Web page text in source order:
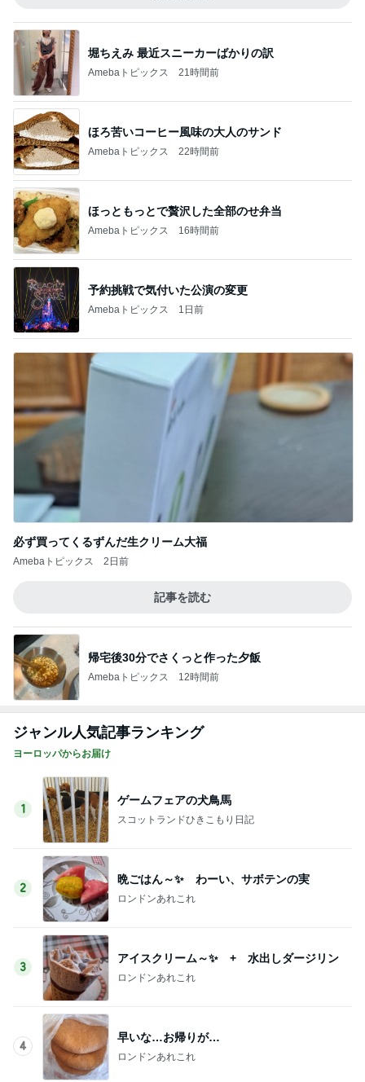
堀ちえみ 最近スニーカーばかりの訳
Amebaトピックス 21時間前
ほろ苦いコーヒー風味の大人のサンド
Amebaトピックス 22時間前
ほっともっとで贅沢した全部のせ弁当
Amebaトピックス 16時間前
予約挑戦で気付いた公演の変更
Amebaトピックス 1日前
必ず買ってくるずんだ生クリーム大福
Amebaトピックス 2日前
記事を読む
帰宅後30分でさくっと作った夕飯
Amebaトピックス 12時間前
ジャンル人気記事ランキング
ヨーロッパからお届け
1
ゲームフェアの犬鳥馬
スコットランドひきこもり日記
2
晩ごはん～✨ わーい、サボテンの実
ロンドンあれこれ
3
アイスクリーム～✨ + 水出しダージリン
ロンドンあれこれ
4
早いな…お帰りが…
ロンドンあれこれ